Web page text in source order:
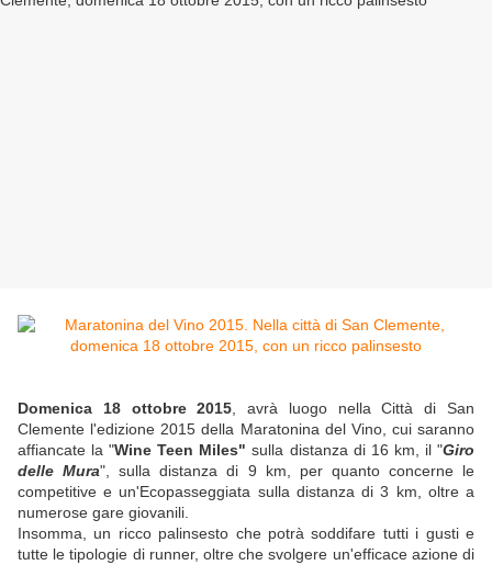
Domenica 18 ottobre 2015 , avrà luogo nella Città di San
Clemente l'edizione 2015 della Maratonina del Vino, cui saranno
affiancate la "Wine Teen Miles" sulla distanza di 16 km, il "Giro
delle Mura", sulla distanza di 9 km, per quanto concerne le
competitive e un'Ecopasseggiata sulla distanza di 3 km, oltre a
numerose gare giovanili.
Insomma, un ricco palinsesto che potrà soddifare tutti i gusti e
tutte le tipologie di runner, oltre che svolgere un'efficace azione di